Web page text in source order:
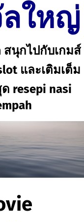
ลใหญ่
นุกไปกับเกมส์
และเติมเต็ม
resepi nasi